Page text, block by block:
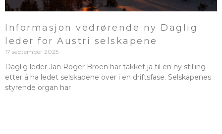
Informasjon vedrørende ny Daglig
leder for Austri selskapene
17 september 2025
Daglig leder Jan Roger Broen har takket ja til en ny stilling
etter å ha ledet selskapene over i en driftsfase. Selskapenes
styrende organ har